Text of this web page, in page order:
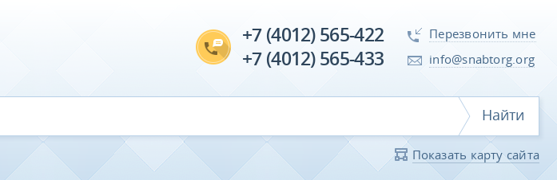
+7 (4012) 565-422
+7 (4012) 565-433
Перезвонить мне
info@snabtorg.org
Найти
Показать карту сайта